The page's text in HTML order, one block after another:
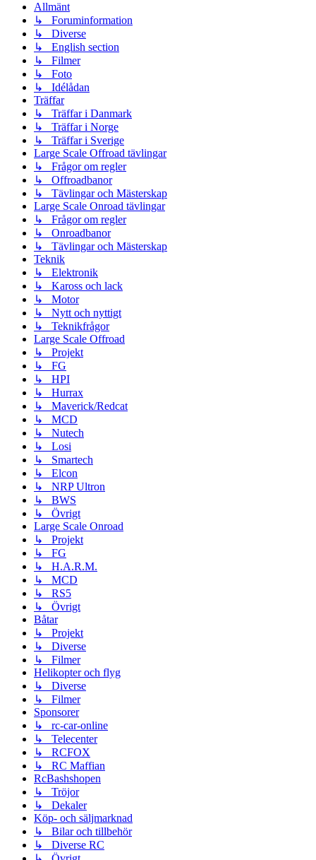
Allmänt
↳ Foruminformation
↳ Diverse
↳ English section
↳ Filmer
↳ Foto
↳ Idélådan
Träffar
↳ Träffar i Danmark
↳ Träffar i Norge
↳ Träffar i Sverige
Large Scale Offroad tävlingar
↳ Frågor om regler
↳ Offroadbanor
↳ Tävlingar och Mästerskap
Large Scale Onroad tävlingar
↳ Frågor om regler
↳ Onroadbanor
↳ Tävlingar och Mästerskap
Teknik
↳ Elektronik
↳ Kaross och lack
↳ Motor
↳ Nytt och nyttigt
↳ Teknikfrågor
Large Scale Offroad
↳ Projekt
↳ FG
↳ HPI
↳ Hurrax
↳ Maverick/Redcat
↳ MCD
↳ Nutech
↳ Losi
↳ Smartech
↳ Elcon
↳ NRP Ultron
↳ BWS
↳ Övrigt
Large Scale Onroad
↳ Projekt
↳ FG
↳ H.A.R.M.
↳ MCD
↳ RS5
↳ Övrigt
Båtar
↳ Projekt
↳ Diverse
↳ Filmer
Helikopter och flyg
↳ Diverse
↳ Filmer
Sponsorer
↳ rc-car-online
↳ Telecenter
↳ RCFOX
↳ RC Maffian
RcBashshopen
↳ Tröjor
↳ Dekaler
Köp- och säljmarknad
↳ Bilar och tillbehör
↳ Diverse RC